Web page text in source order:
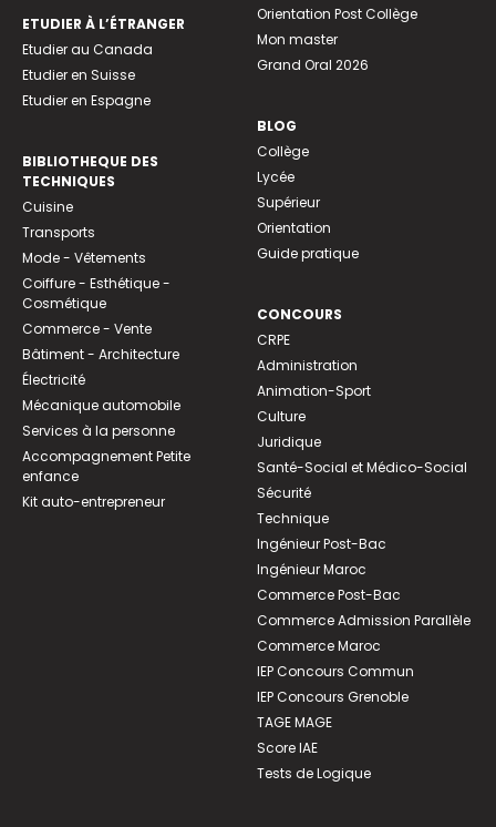
ETUDIER À L’ÉTRANGER
Etudier au Canada
Etudier en Suisse
Etudier en Espagne
BIBLIOTHEQUE DES
TECHNIQUES
Cuisine
Transports
Mode - Vêtements
Coiffure - Esthétique -
Cosmétique
Commerce - Vente
Bâtiment - Architecture
Électricité
Mécanique automobile
Services à la personne
Accompagnement Petite
enfance
Kit auto-entrepreneur
Orientation Post Collège
Mon master
Grand Oral 2026
BLOG
Collège
Lycée
Supérieur
Orientation
Guide pratique
CONCOURS
CRPE
Administration
Animation-Sport
Culture
Juridique
Santé-Social et Médico-Social
Sécurité
Technique
Ingénieur Post-Bac
Ingénieur Maroc
Commerce Post-Bac
Commerce Admission Parallèle
Commerce Maroc
IEP Concours Commun
IEP Concours Grenoble
TAGE MAGE
Score IAE
Tests de Logique